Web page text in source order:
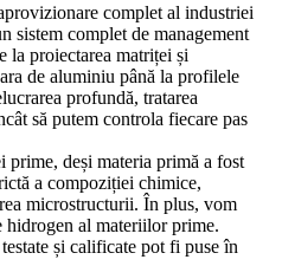
complet al industriei
sistem complet de management
la proiectarea matriței și
de aluminiu până la profilele
profundă, tratarea
să putem controla fiecare pas
prime, deși materia primă a fost
a compoziției chimice,
microstructurii. În plus, vom
hidrogen al materiilor prime.
și calificate pot fi puse în